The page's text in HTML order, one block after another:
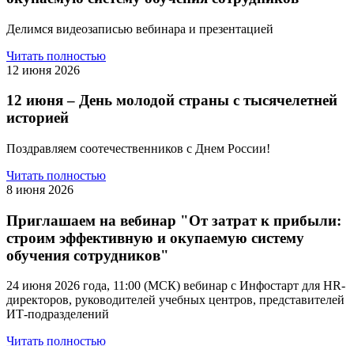
Делимся видеозаписью вебинара и презентацией
Читать полностью
12 июня 2026
12 июня – День молодой страны с тысячелетней
историей
Поздравляем соотечественников с Днем России!
Читать полностью
8 июня 2026
Приглашаем на вебинар "От затрат к прибыли:
строим эффективную и окупаемую систему
обучения сотрудников"
24 июня 2026 года, 11:00 (МСК) вебинар с Инфостарт для HR-
директоров, руководителей учебных центров, представителей
ИТ-подразделений
Читать полностью